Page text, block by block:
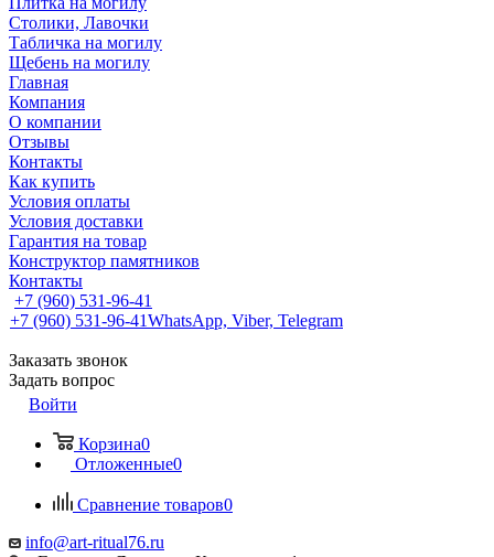
Столики, Лавочки
Табличка на могилу
Щебень на могилу
Главная
Компания
О компании
Отзывы
Контакты
Как купить
Условия оплаты
Условия доставки
Гарантия на товар
Конструктор памятников
Контакты
+7 (960) 531-96-41
+7 (960) 531-96-41WhatsApp, Viber, Telegram
Заказать звонок
Задать вопрос
Войти
Корзина0
Отложенные0
Сравнение товаров0
info@art-ritual76.ru